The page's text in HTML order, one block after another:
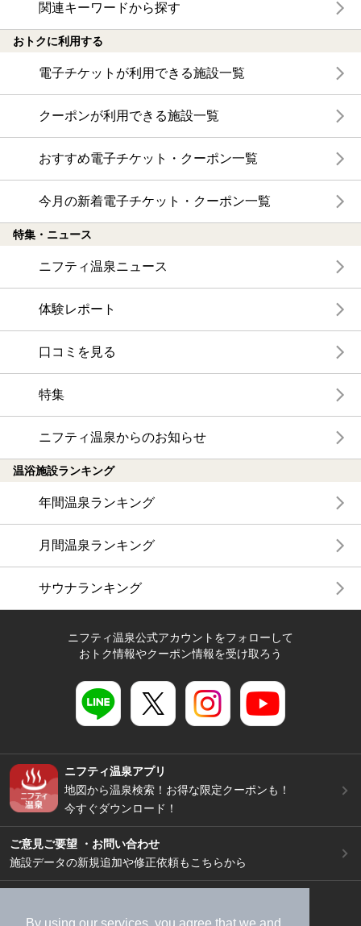
関連キーワードから探す
おトクに利用する
電子チケットが利用できる施設一覧
クーポンが利用できる施設一覧
おすすめ電子チケット・クーポン一覧
今月の新着電子チケット・クーポン一覧
特集・ニュース
ニフティ温泉ニュース
体験レポート
口コミを見る
特集
ニフティ温泉からのお知らせ
温浴施設ランキング
年間温泉ランキング
月間温泉ランキング
サウナランキング
ニフティ温泉公式アカウントをフォローして
おトク情報やクーポン情報を受け取ろう
ニフティ温泉アプリ
地図から温泉検索！お得な限定クーポンも！
今すぐダウンロード！
ご意見ご要望 ・お問い合わせ
施設データの新規追加や修正依頼もこちらから
加盟店募集（資料請求）
広告出稿のご案内